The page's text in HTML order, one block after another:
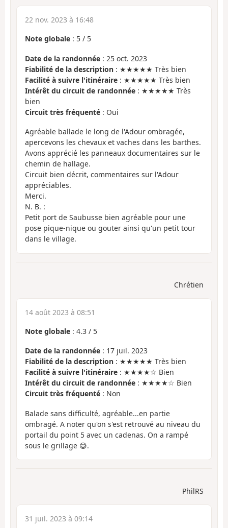
22 nov. 2023 à 16:48
Note globale : 5 / 5
Date de la randonnée : 25 oct. 2023
Fiabilité de la description : ★★★★★ Très bien
Facilité à suivre l'itinéraire : ★★★★★ Très bien
Intérêt du circuit de randonnée : ★★★★★ Très
bien
Circuit très fréquenté : Oui
Agréable ballade le long de l'Adour ombragée,
apercevons les chevaux et vaches dans les barthes.
Avons apprécié les panneaux documentaires sur le
chemin de hallage.
Circuit bien décrit, commentaires sur l'Adour
appréciables.
Merci.
N. B. :
Petit port de Saubusse bien agréable pour une
pose pique-nique ou gouter ainsi qu'un petit tour
dans le village.
Chrétien
14 août 2023 à 08:51
Note globale : 4.3 / 5
Date de la randonnée : 17 juil. 2023
Fiabilité de la description : ★★★★★ Très bien
Facilité à suivre l'itinéraire : ★★★★☆ Bien
Intérêt du circuit de randonnée : ★★★★☆ Bien
Circuit très fréquenté : Non
Balade sans difficulté, agréable...en partie
ombragé. A noter qu'on s'est retrouvé au niveau du
portail du point 5 avec un cadenas. On a rampé
sous le grillage 😅.
PhilRS
31 juil. 2023 à 09:14